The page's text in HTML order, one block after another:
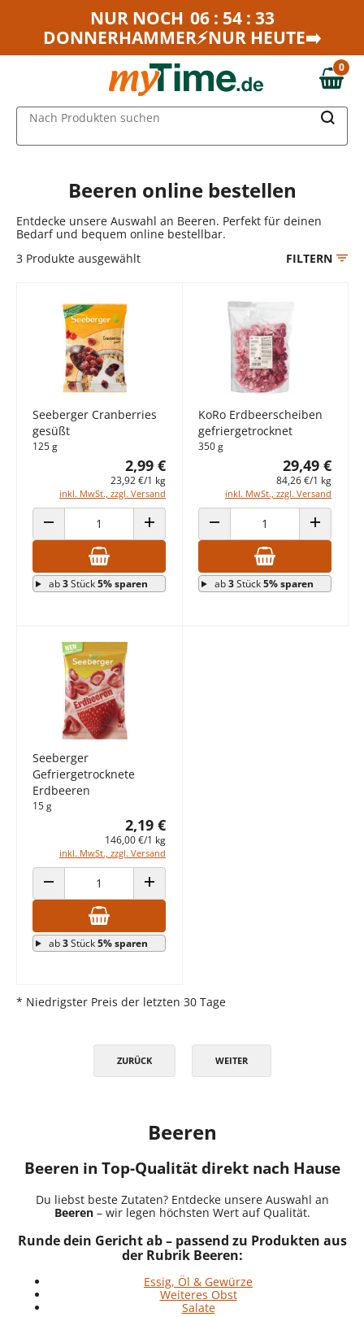
Zum Hauptinhalt springen
Zur Navigation springen
NUR NOCH 06 : 54 : 33
DONNERHAMMER⚡NUR HEUTE➡️
0,00 €
0
Nach Produkten suchen
Beeren online bestellen
Entdecke unsere Auswahl an Beeren. Perfekt für deinen
Bedarf und bequem online bestellbar.
3 Produkte ausgewählt FILTERN
Seeberger Cranberries
gesüßt
125 g
2,99 €
23,92 €/1 kg
inkl. MwSt., zzgl. Versand
ANZAHL VERRINGERN ANZAHL ERHÖHEN
ab3Stück5% sparen
KoRo Erdbeerscheiben
gefriergetrocknet
350 g
29,49 €
84,26 €/1 kg
inkl. MwSt., zzgl. Versand
ANZAHL VERRINGERN ANZAHL
ab3Stück5% sparen
Seeberger
Gefriergetrocknete
Erdbeeren
15 g
2,19 €
146,00 €/1 kg
inkl. MwSt., zzgl. Versand
ANZAHL VERRINGERN ANZAHL ERHÖHEN
ab3Stück5% sparen
* Niedrigster Preis der letzten 30 Tage
ZURÜCK WEITER
Beeren
Beeren in Top-Qualität direkt nach Hause
Du liebst beste Zutaten? Entdecke unsere Auswahl an
Beeren– wir legen höchsten Wert auf Qualität.
Runde dein Gericht ab – passend zu Produkten aus
der Rubrik Beeren:
Essig, Öl & Gewürze
Weiteres Obst
Salate